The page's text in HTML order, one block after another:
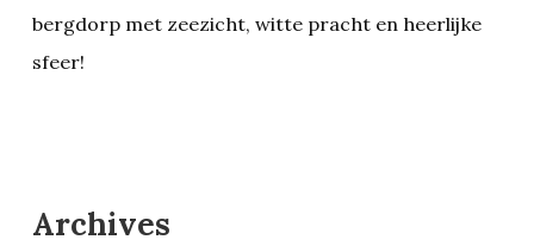
bergdorp met zeezicht, witte pracht en heerlijke
sfeer!
Archives